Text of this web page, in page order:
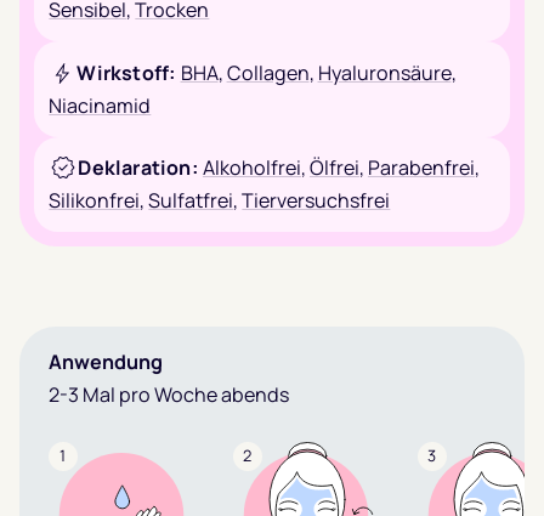
Sensibel,Trocken
Wirkstoff: BHA,Collagen, Hyaluronsäure,
Niacinamid
Deklaration: Alkoholfrei,Ölfrei, Parabenfrei,
Silikonfrei,Sulfatfrei,Tierversuchsfrei
Anwendung
2-3 Mal pro Woche abends
1 2 3